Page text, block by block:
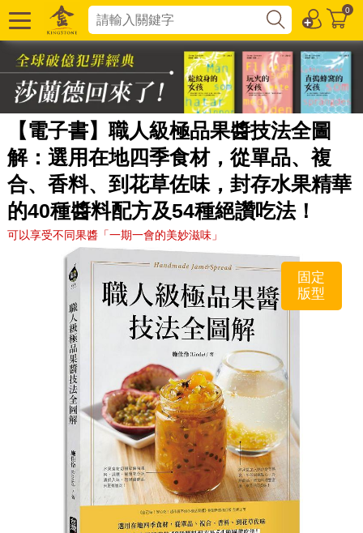
0
【電子書】職人級極品果醬技法全圖
解：選用在地四季食材，從單品、複
合、香料、到花草佐味，封存水果精華
的40種醬料配方及54種絕讚吃法！
可以享受不同果醬「一期一會的美妙滋味」
固定
版型